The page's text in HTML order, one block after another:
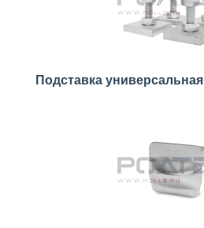
Подставка универсальная